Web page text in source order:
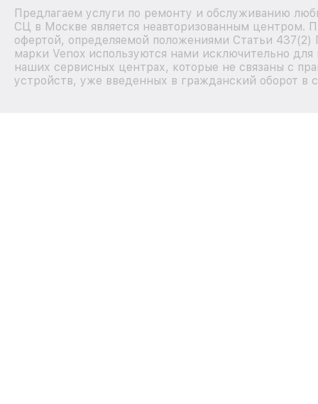
Предлагаем услуги по ремонту и обслуживанию
СЦ в Москве является неавторизованным центром.
офертой, определяемой положениями Статьи 437(2)
марки Venox используются нами исключительно
наших сервисных центрах, которые не связаны с
устройств, уже введенных в гражданский оборот в